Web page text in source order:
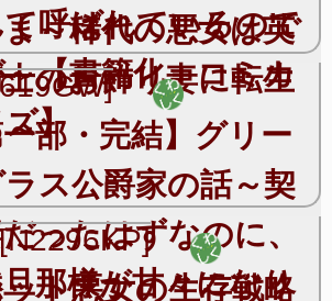
呼ばれているので
【書籍化＋コミカ
】
～稀代の悪女は英
のお飾り妻に転生
部・完結】グリー
ス公爵家の話～契
ったはずなのに、
那様が甘々になり
[N2296KP]
ト悪女の生存戦略